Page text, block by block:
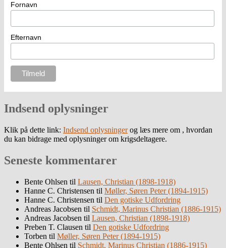
Fornavn
Efternavn
Indsend oplysninger
Klik på dette link: Indsend oplysningerog læs mere om , hvordan
du kan bidrage med oplysninger om krigsdeltagere.
Seneste kommentarer
Bente Ohlsen til Lausen, Christian (1898-1918)
Hanne C. Christensen til Møller, Søren Peter (1894-1915)
Hanne C. Christensen til Den gotiske Udfordring
Andreas Jacobsen til Schmidt, Marinus Christian (1886-1915)
Andreas Jacobsen til Lausen, Christian (1898-1918)
Preben T. Clausen til Den gotiske Udfordring
Torben til Møller, Søren Peter (1894-1915)
Bente Ohlsen til Schmidt, Marinus Christian (1886-1915)